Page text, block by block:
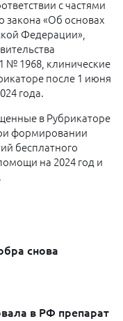
с частями
закона «Об основах
Федерации»,
№ 1968, клинические
после 1 июня
года.
в Рубрикаторе
формировании
бесплатного
на 2024 год и
снова
в РФ препарат